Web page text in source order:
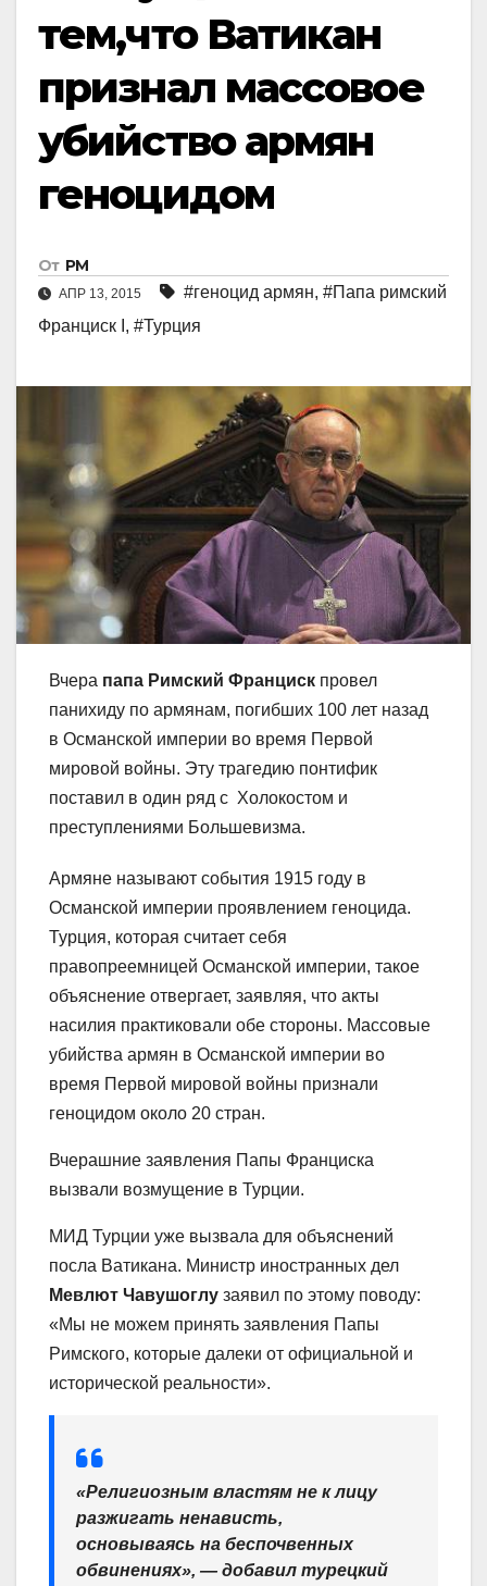
тем,что Ватикан
признал массовое
убийство армян
геноцидом
От РМ
АПР 13, 2015 #геноцид армян, #Папа римский
Франциск I , #Турция
Вчера папа Римский Франциск провел
панихиду по армянам, погибших 100 лет назад
в Османской империи во время Первой
мировой войны. Эту трагедию понтифик
поставил в один ряд с Холокостом и
преступлениями Большевизма.
Армяне называют события 1915 году в
Османской империи проявлением геноцида.
Турция, которая считает себя
правопреемницей Османской империи, такое
объяснение отвергает, заявляя, что акты
насилия практиковали обе стороны. Массовые
убийства армян в Османской империи во
время Первой мировой войны признали
геноцидом около 20 стран.
Вчерашние заявления Папы Франциска
вызвали возмущение в Турции.
МИД Турции уже вызвала для объяснений
посла Ватикана. Министр иностранных дел
Мевлют Чавушоглу заявил по этому поводу:
«Мы не можем принять заявления Папы
Римского, которые далеки от официальной и
исторической реальности».
«Религиозным властям не к лицу
разжигать ненависть,
основываясь на беспочвенных
обвинениях», — добавил турецкий